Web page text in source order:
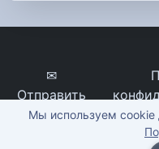
✉
Отправить
сообщение
imena-
Мы используем cookie